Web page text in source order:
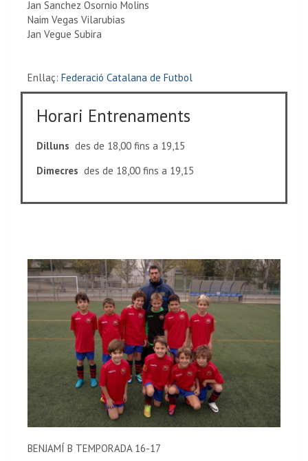
Jan Sanchez Osornio Molins
Naim Vegas Vilarubias
Jan Vegue Subira
Enllaç: Federació Catalana de Futbol
Horari Entrenaments
Dilluns des de 18,00 fins a 19,15
Dimecres des de 18,00 fins a 19,15
BENJAMÍ B TEMPORADA 16-17